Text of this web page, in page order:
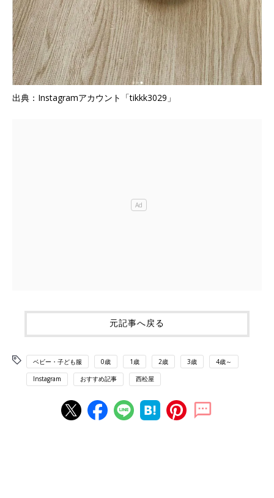
出典：Instagramアカウント「tikkk3029」
元記事へ戻る
ベビー・子ども服 0歳 1歳 2歳 3歳 4歳～
Instagram おすすめ記事 西松屋